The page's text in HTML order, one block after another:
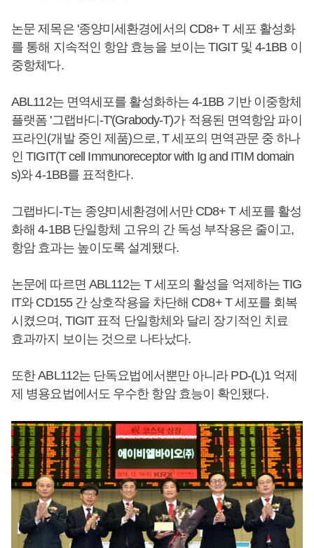
논문 제목은 '종양미세환경에서의 CD8+ T 세포 활성화
를 통해 지속적인 항암 효능을 보이는 TIGIT 및 4-1BB 이
중항체'다.
ABL112는 면역세포를 활성화하는 4-1BB 기반 이중항체
플랫폼 '그랩바디-T'(Grabody-T)가 적용된 면역항암 파이
프라인(개발 중인 제품)으로, T 세포의 면역관문 중 하나
인 TIGIT(T cell Immunoreceptor with Ig and ITIM domain
s)와 4-1BB를 표적한다.
그랩바디-T는 종양미세환경에서만 CD8+ T 세포를 활성
화해 4-1BB 단일항체 고유의 간 독성 부작용은 줄이고,
항암 효과는 높이도록 설계됐다.
논문에 따르면 ABL112는 T 세포의 활성을 억제하는 TIG
IT와 CD155 간 상호작용을 차단해 CD8+ T 세포를 회복
시켰으며, TIGIT 표적 단일항체와 달리 장기적인 치료
효과까지 보이는 것으로 나타났다.
또한 ABL112는 단독요법에서뿐만 아니라 PD-(L)1 억제
제 병용요법에서도 우수한 항암 효능이 확인됐다.